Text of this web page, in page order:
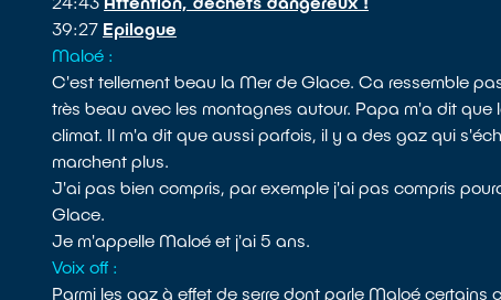
39:27 Epilogue
Maloé :
C'est tellement beau la Mer de Glace. Ca ressemble
très beau avec les montagnes autour. Papa m'a dit
climat. Il m'a dit que aussi parfois, il y a des gaz qui
marchent plus.
J'ai pas bien compris, par exemple j'ai pas compris
Glace.
Je m'appelle Maloé et j'ai 5 ans.
Voix off :
Parmi les gaz à effet de serre dont parle Maloé